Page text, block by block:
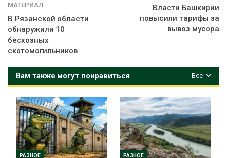
МАТЕРИАЛ
В Рязанской области
обнаружили 10
бесхозных
скотомогильников
Власти Башкирии
повысили тарифы за
вывоз мусора
Все
Вам также могут понравиться
РАЗНОЕ РАЗНОЕ